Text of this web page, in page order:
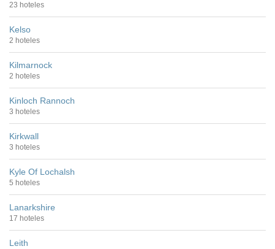
23 hoteles
Kelso
2 hoteles
Kilmarnock
2 hoteles
Kinloch Rannoch
3 hoteles
Kirkwall
3 hoteles
Kyle Of Lochalsh
5 hoteles
Lanarkshire
17 hoteles
Leith